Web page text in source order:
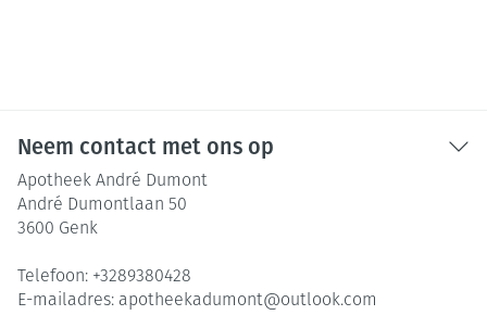
Neem contact met ons op
Apotheek André Dumont
André Dumontlaan 50
3600 Genk
Telefoon: +3289380428
E-mailadres: apotheekadumont@outlook.com